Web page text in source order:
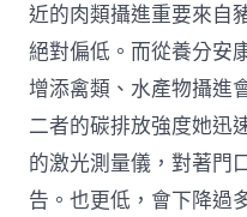
近的肉類攝進重要來自
絕對偏低。而從養分安
增添禽類、水產物攝進
二者的碳排放強度她迅
的激光測量儀，對著門
告。也更低，會下降過